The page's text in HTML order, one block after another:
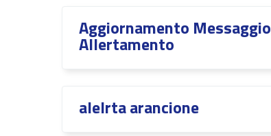
Aggiornamento Messaggio
Allertamento
alelrta arancione